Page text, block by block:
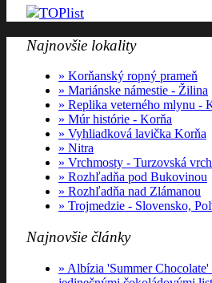
Najnovšie lokality
Korňanský ropný prameň
Mariánske námestie - Žilina
Replika veterného mlynu -
Múr histórie - Korňa
Vyhliadková lavička Korňa
Nitra
Vrchmosty - Turzovská
Rozhľadňa pod Bukovinou
Rozhľadňa nad Zlámanou
Trojmedzie - Slovensko,
Najnovšie články
Albízia 'Summer